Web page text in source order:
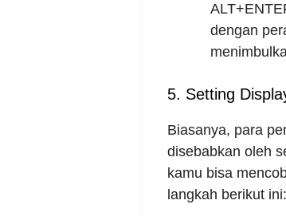
dengan
5. Setting
Biasanya, para
disebabkan oleh
kamu bisa
langkah berikut ini: